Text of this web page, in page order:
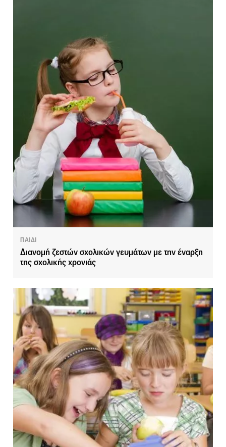
ΠΑΙΔΙ
Διανομή ζεστών σχολικών γευμάτων με την έναρξη
της σχολικής χρονιάς